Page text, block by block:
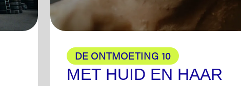
DE ONTMOETING 10
MET HUID EN HAAR